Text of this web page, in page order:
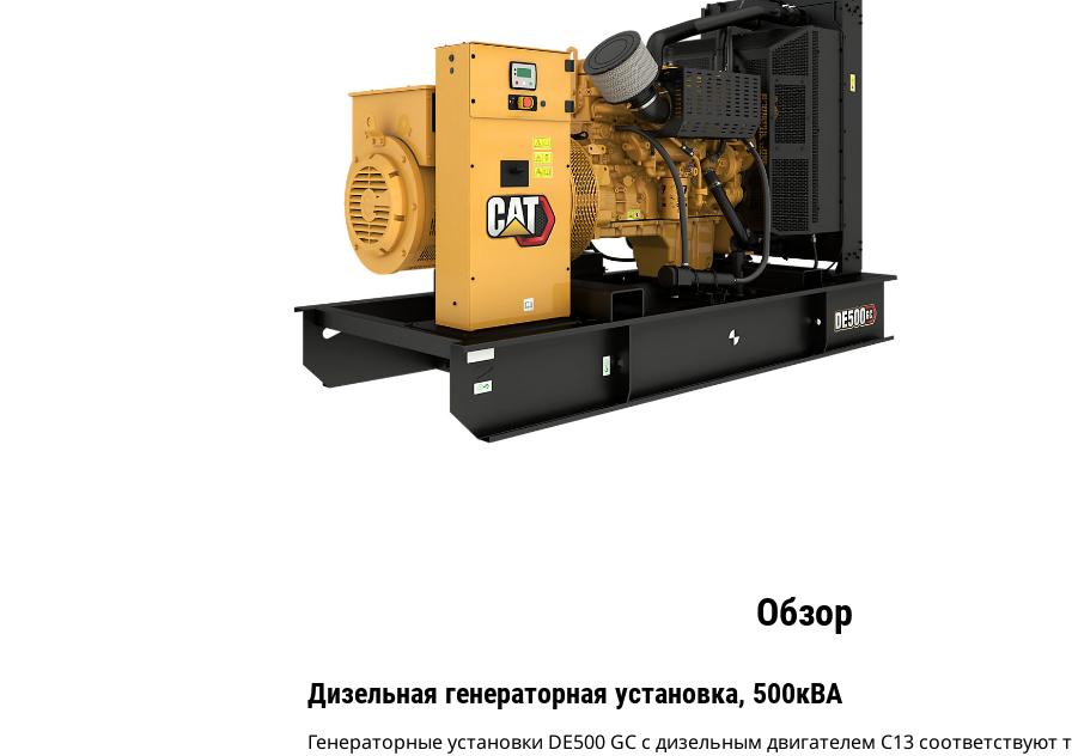
Обзор
Дизельная генераторная установка, 500кВА
Генераторные установки DE500 GC с дизельным двигателем C13 соответствуют